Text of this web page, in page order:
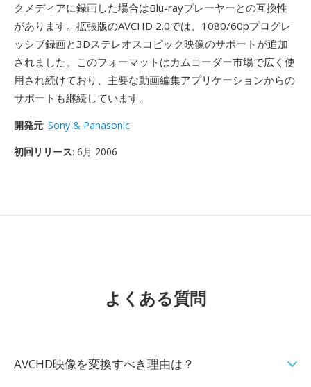
クメディアに録画した場合はBlu-rayプレーヤーとの互換性
があります。拡張版のAVCHD 2.0では、1080/60pプログレ
ッシブ録画と3Dステレオスコピック映像のサポートが追加
されました。このフォーマットはカムコーダー市場で広く使
用され続けており、主要な動画編集アプリケーションからの
サポートも継続しています。
開発元: Sony & Panasonic
初回リリース: 6月 2006
よくある質問
AVCHD映像を変換すべき理由は？